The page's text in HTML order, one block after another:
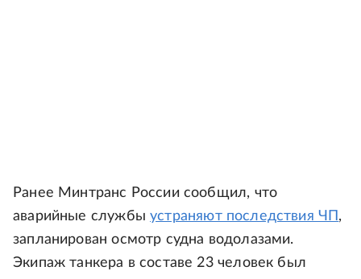
Ранее Минтранс России сообщил, что
аварийные службыустраняют последствия ЧП ,
запланирован осмотр судна водолазами.
Экипаж танкера в составе 23 человек был